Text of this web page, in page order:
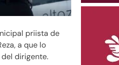
priista de
a que lo
dirigente.